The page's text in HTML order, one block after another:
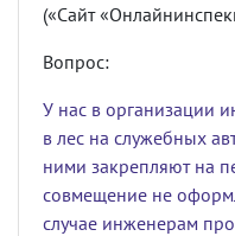
(«Сайт
Вопрос:
У нас в организации
в лес на служебных
ними закрепляют на
совмещение не
случае инженерам